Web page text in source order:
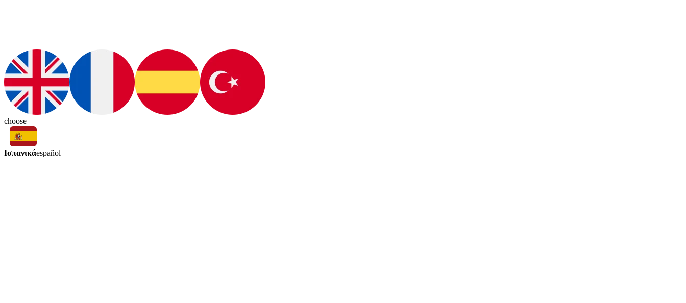
choose
Ισπανικάespañol